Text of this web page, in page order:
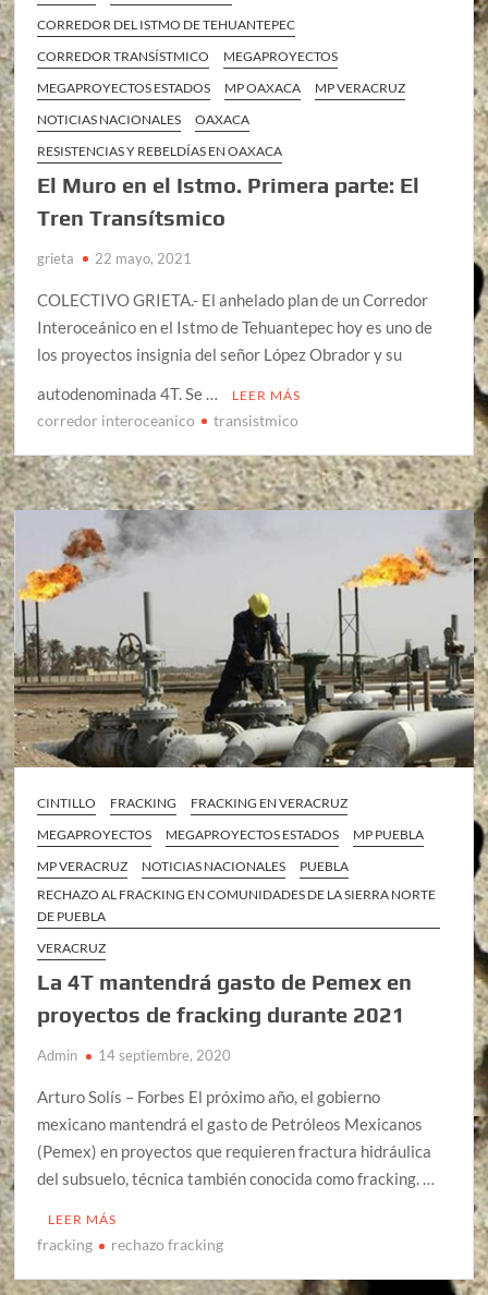
CORREDOR DEL ISTMO DE TEHUANTEPEC
CORREDOR TRANSÍSTMICO
MEGAPROYECTOS
MEGAPROYECTOS ESTADOS
MP OAXACA
MP VERACRUZ
NOTICIAS NACIONALES
OAXACA
RESISTENCIAS Y REBELDÍAS EN OAXACA
El Muro en el Istmo. Primera parte: El
Tren Transítsmico
grieta 22 mayo, 2021
COLECTIVO GRIETA.- El anhelado plan de un Corredor
Interoceánico en el Istmo de Tehuantepec hoy es uno de
los proyectos insignia del señor López Obrador y su
autodenominada 4T. Se …
LEER MÁS
corredor interoceanico transistmico
CINTILLO FRACKING
FRACKING EN VERACRUZ
MEGAPROYECTOS
MEGAPROYECTOS ESTADOS
MP PUEBLA
MP VERACRUZ
NOTICIAS NACIONALES
PUEBLA
RECHAZO AL FRACKING EN COMUNIDADES DE LA SIERRA NORTE
DE PUEBLA
VERACRUZ
La 4T mantendrá gasto de Pemex en
proyectos de fracking durante 2021
Admin 14 septiembre, 2020
Arturo Solís – Forbes El próximo año, el gobierno
mexicano mantendrá el gasto de Petróleos Mexicanos
(Pemex) en proyectos que requieren fractura hidráulica
del subsuelo, técnica también conocida como fracking. …
LEER MÁS
fracking rechazo fracking